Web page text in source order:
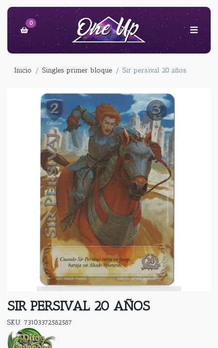
0
Inicio Singles primer bloque Sir persival 20 años
SIR PERSIVAL 20 AÑOS
SKU: 73103372582587